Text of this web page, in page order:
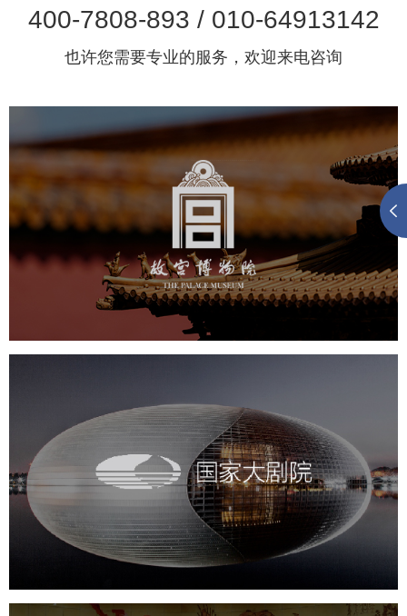
400-7808-893 / 010-64913142
也许您需要专业的服务，欢迎来电咨询
故宫博物院
文化艺术 博物馆 智慧博物馆
博物馆网站建设
景区网站建设
文创商城 万能专题 网站代运营
国家大剧院
文化艺术 剧院 智慧展馆 展馆网站建设